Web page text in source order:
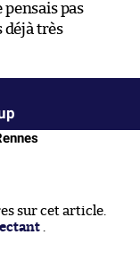
pensais pas
déjà très
sur cet article.
.